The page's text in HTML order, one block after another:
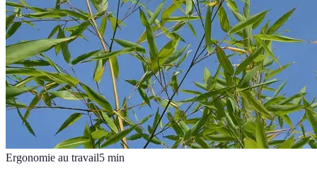
Ergonomie au travail5 min